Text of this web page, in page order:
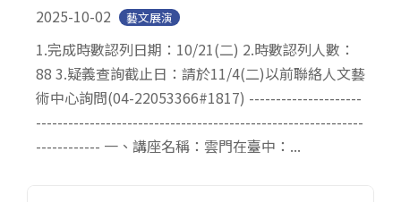
2025-10-02 藝文展演
1.完成時數認列日期：10/21(二) 2.時數認列人數：
88 3.疑義查詢截止日：請於11/4(二)以前聯絡人文藝
術中心詢問(04-22053366#1817) ---------------------
-------------------------------------------------------------
------------ 一、講座名稱：雲門在臺中：...